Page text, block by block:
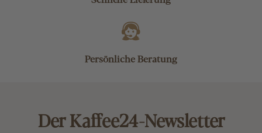
Persönliche Beratung
Der Kaffee24-Newsletter